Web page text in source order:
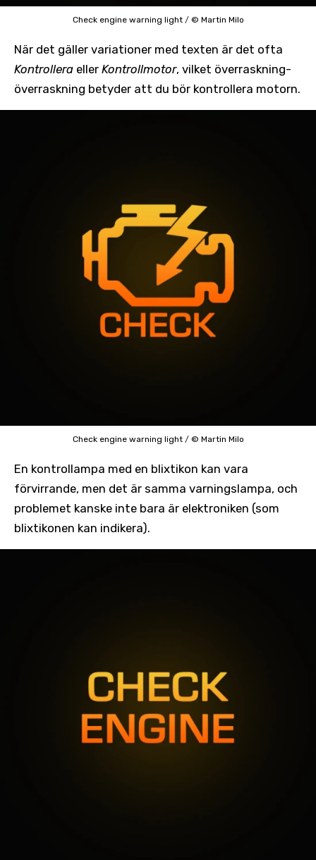
Check engine warning light / © Martin Milo
När det gäller variationer med texten är det ofta
Kontrollera eller Kontrollmotor, vilket överraskning-
överraskning betyder att du bör kontrollera motorn.
Check engine warning light / © Martin Milo
En kontrollampa med en blixtikon kan vara
förvirrande, men det är samma varningslampa, och
problemet kanske inte bara är elektroniken (som
blixtikonen kan indikera).